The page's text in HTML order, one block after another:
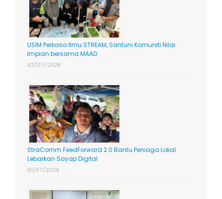
USIM Perkasa Ilmu STREAM, Santuni Komuniti Nilai
Impian bersama MAAD
02/07/2026
StraComm FeedForward 2.0 Bantu Peniaga Lokal
Lebarkan Sayap Digital
01/07/2026